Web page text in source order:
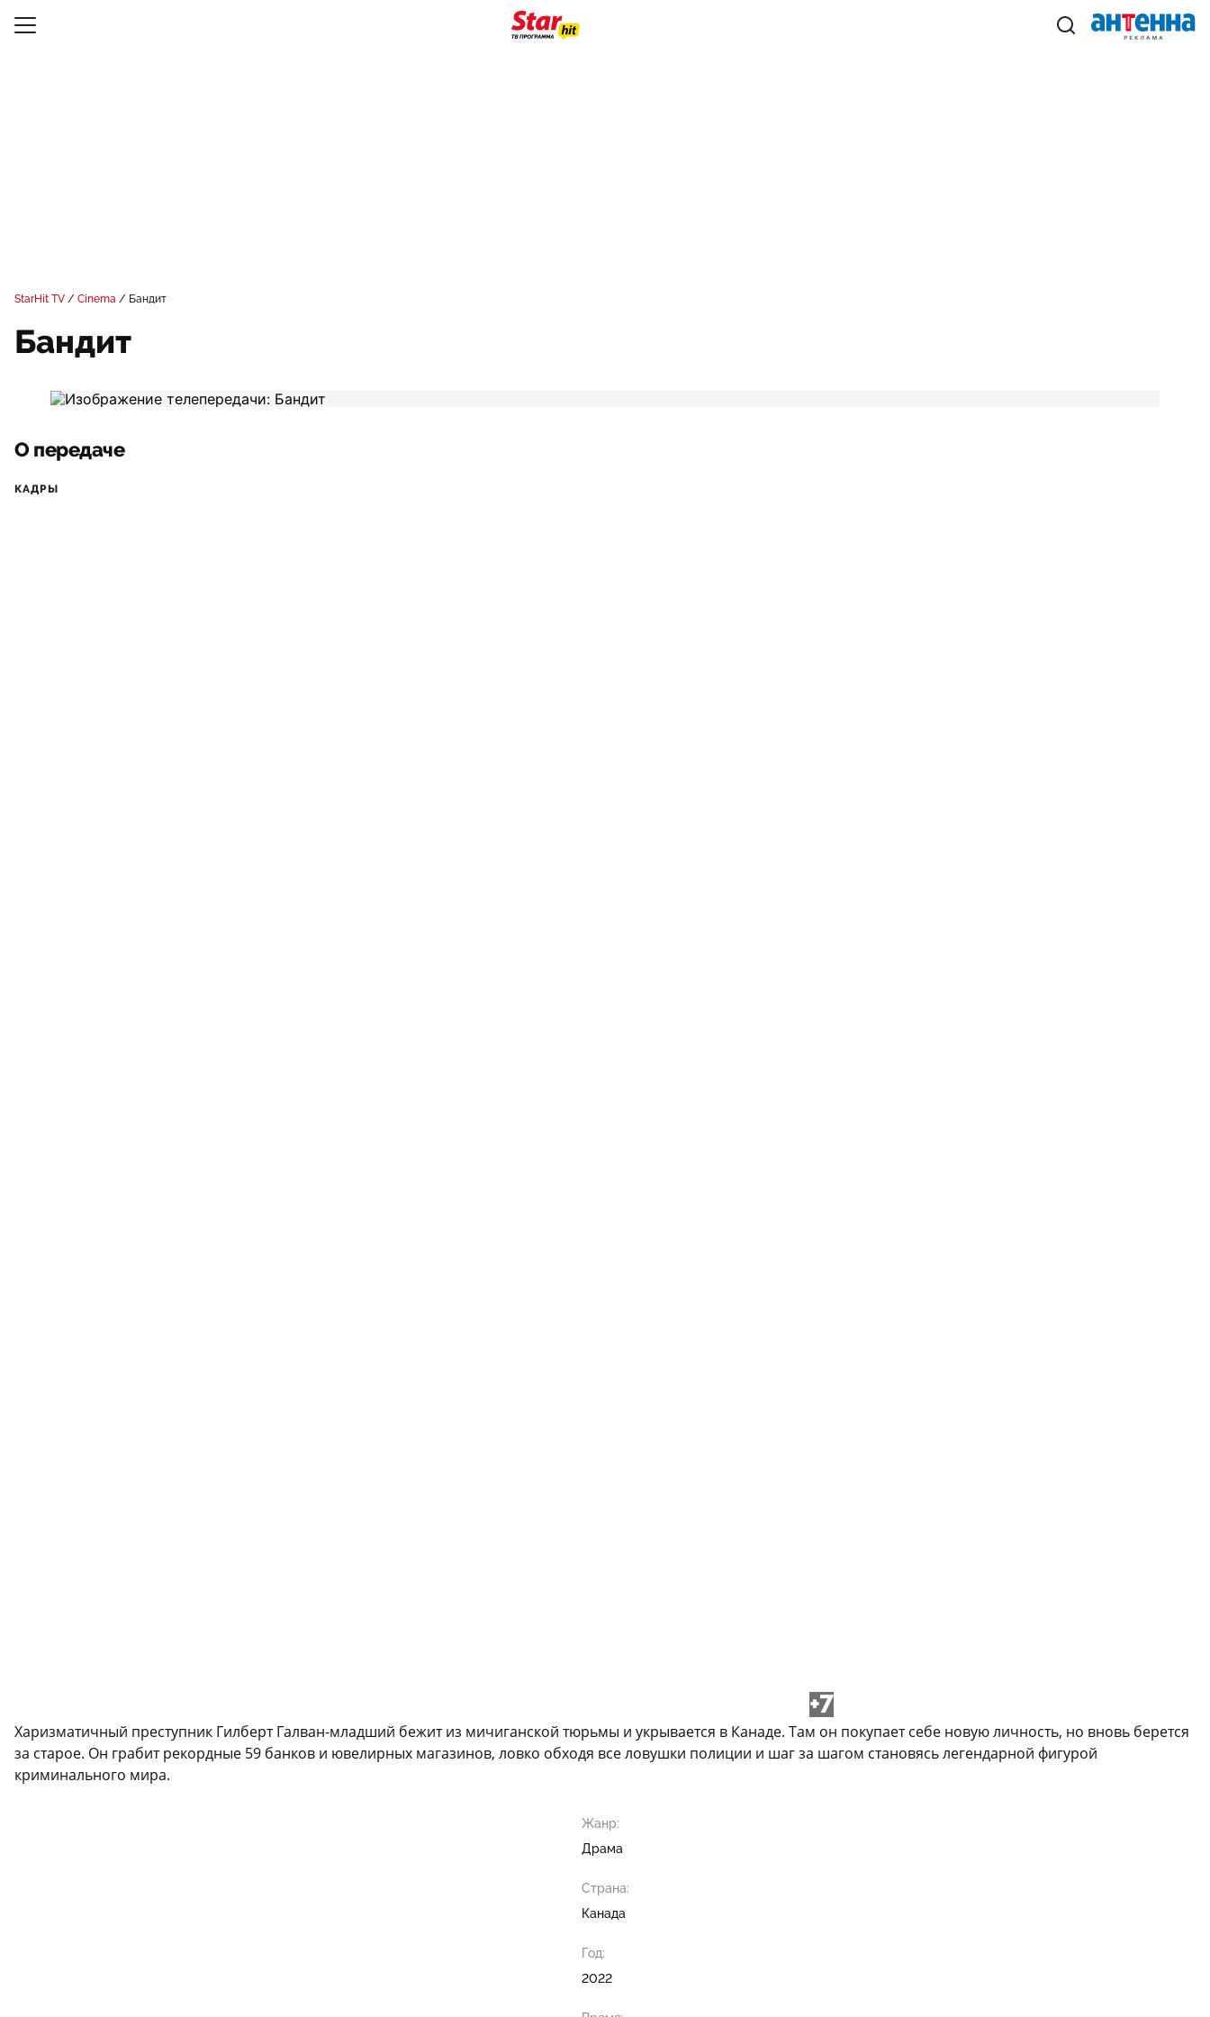
StarHit TV Cinema Бандит
Бандит
О передаче
КАДРЫ
+7
Харизматичный преступник Гилберт Галван-младший бежит из мичиганской тюрьмы и укрывается в Канаде. Там он покупает себе новую личность, но вновь берется
за старое. Он грабит рекордные 59 банков и ювелирных магазинов, ловко обходя все ловушки полиции и шаг за шагом становясь легендарной фигурой
криминального мира.
Жанр:
Драма
Страна:
Канада
Год:
2022